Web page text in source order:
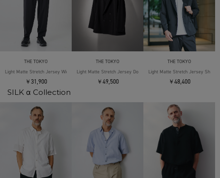
THE TOKYO
Light Matte Stretch Jersey Wide Tapered Pants
￥31,900
THE TOKYO
Light Matte Stretch Jersey Double Jacket
￥49,500
THE TOKYO
Light Matte Stretch Jersey Shape
￥48,400
SILK α Collection